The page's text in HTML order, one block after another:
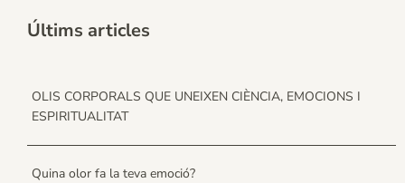
Últims articles
OLIS CORPORALS QUE UNEIXEN CIÈNCIA, EMOCIONS I
ESPIRITUALITAT
Quina olor fa la teva emoció?